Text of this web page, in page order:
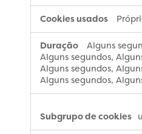
Alguns
Alguns segundos,
Alguns segundos,
Alguns segundos,